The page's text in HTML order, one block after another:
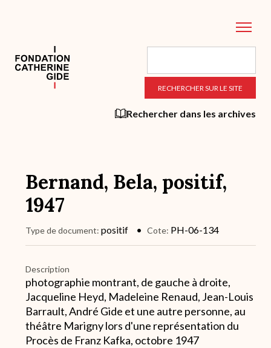
principal
Rechercher dans les archives
Bernand, Bela, positif,
1947
Type de document positif Cote PH-06-134
Description
photographie montrant, de gauche à droite,
Jacqueline Heyd, Madeleine Renaud, Jean-Louis
Barrault, André Gide et une autre personne, au
théâtre Marigny lors d'une représentation du
Procès de Franz Kafka, octobre 1947